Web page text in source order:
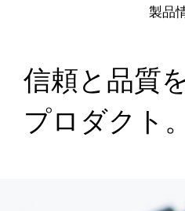
製品
信頼と品質
プロダクト。